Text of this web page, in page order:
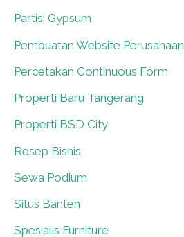
Partisi Gypsum
Pembuatan Website Perusahaan
Percetakan Continuous Form
Properti Baru Tangerang
Properti BSD City
Resep Bisnis
Sewa Podium
Situs Banten
Spesialis Furniture